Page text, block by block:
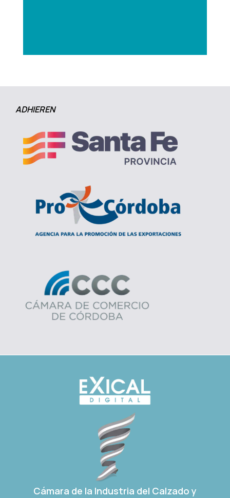
ADHIEREN
Cámara de la Industria del Calzado y